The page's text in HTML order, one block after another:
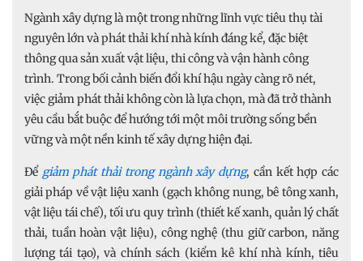
Ngành xây dựng là một trong những lĩnh vực tiêu thụ tài
nguyên lớn và phát thải khí nhà kính đáng kể, đặc biệt
thông qua sản xuất vật liệu, thi công và vận hành công
trình. Trong bối cảnh biến đổi khí hậu ngày càng rõ nét,
việc giảm phát thải không còn là lựa chọn, mà đã trở thành
yêu cầu bắt buộc để hướng tới một môi trường sống bền
vững và một nền kinh tế xây dựng hiện đại.
Để giảm phát thải trong ngành xây dựng, cần kết hợp các
giải pháp về vật liệu xanh (gạch không nung, bê tông xanh,
vật liệu tái chế), tối ưu quy trình (thiết kế xanh, quản lý chất
thải, tuần hoàn vật liệu), công nghệ (thu giữ carbon, năng
lượng tái tạo), và chính sách (kiểm kê khí nhà kính, tiêu